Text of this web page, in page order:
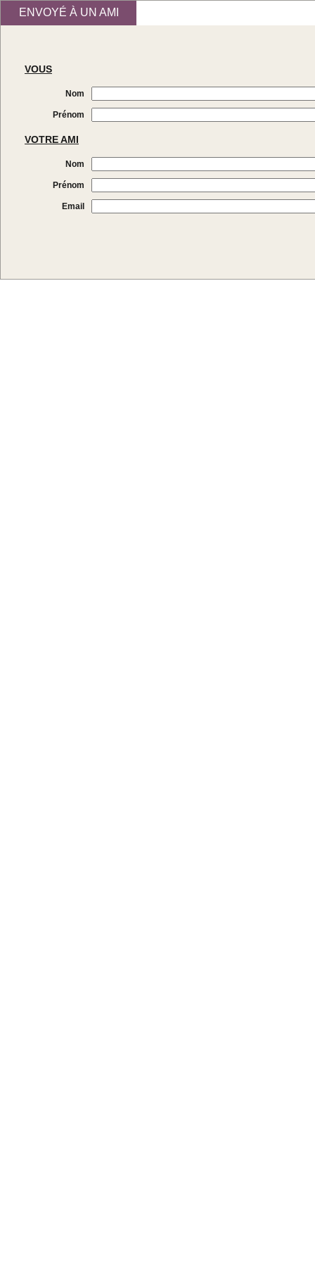
ENVOYÉ À UN AMI
VOUS
Nom
Prénom
VOTRE AMI
Nom
Prénom
Email